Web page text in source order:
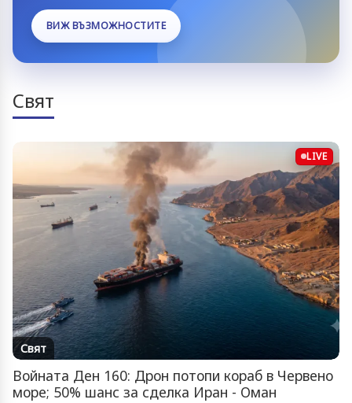
ВИЖ ВЪЗМОЖНОСТИТЕ
Свят
LIVE
Свят
Войната Ден 160: Дрон потопи кораб в Червено
море; 50% шанс за сделка Иран - Оман